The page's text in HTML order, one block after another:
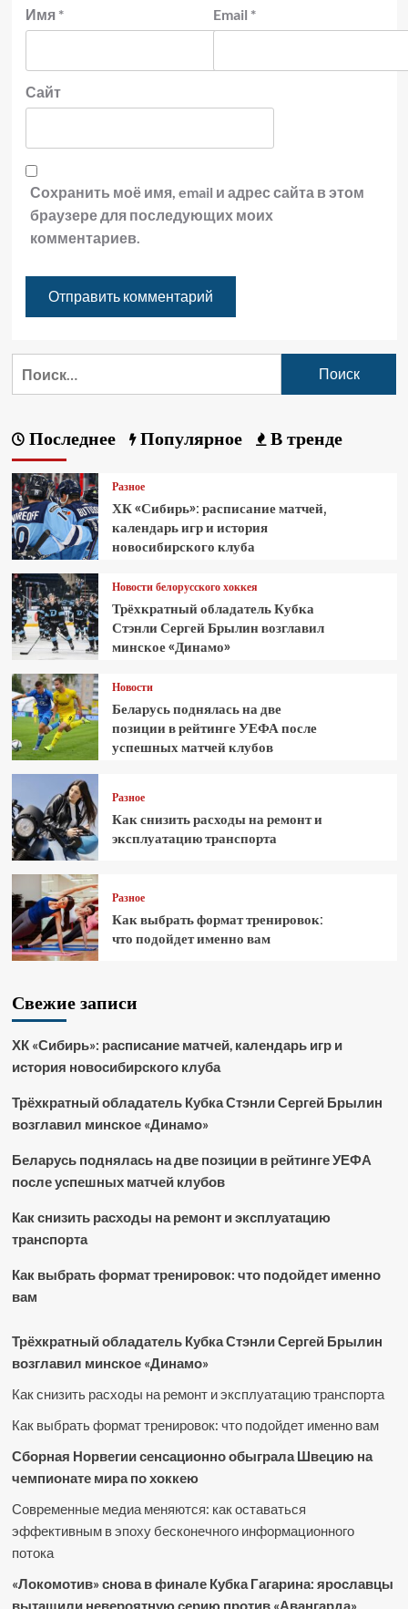
Имя * Email *
Сайт
Сохранить моё имя, email и адрес сайта в этом
браузере для последующих моих
комментариев.
Последнее Популярное В тренде
Разное
ХК «Сибирь»: расписание матчей,
календарь игр и история
новосибирского клуба
Новости белорусского хоккея
Трёхкратный обладатель Кубка
Стэнли Сергей Брылин возглавил
минское «Динамо»
Новости
Беларусь поднялась на две
позиции в рейтинге УЕФА после
успешных матчей клубов
Разное
Как снизить расходы на ремонт и
эксплуатацию транспорта
Разное
Как выбрать формат тренировок:
что подойдет именно вам
Свежие записи
ХК «Сибирь»: расписание матчей, календарь игр и
история новосибирского клуба
Трёхкратный обладатель Кубка Стэнли Сергей Брылин
возглавил минское «Динамо»
Беларусь поднялась на две позиции в рейтинге УЕФА
после успешных матчей клубов
Как снизить расходы на ремонт и эксплуатацию
транспорта
Как выбрать формат тренировок: что подойдет именно
вам
Трёхкратный обладатель Кубка Стэнли Сергей Брылин
возглавил минское «Динамо»
Как снизить расходы на ремонт и эксплуатацию транспорта
Как выбрать формат тренировок: что подойдет именно вам
Сборная Норвегии сенсационно обыграла Швецию на
чемпионате мира по хоккею
Современные медиа меняются: как оставаться
эффективным в эпоху бесконечного информационного
потока
«Локомотив» снова в финале Кубка Гагарина: ярославцы
вытащили невероятную серию против «Авангарда»